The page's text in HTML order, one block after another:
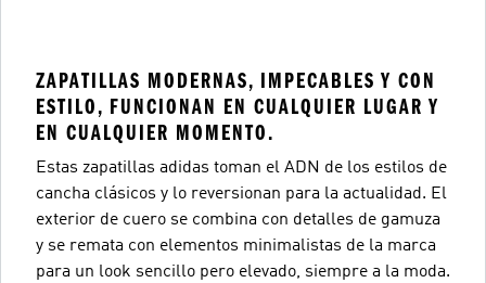
ZAPATILLAS MODERNAS, IMPECABLES Y CON
ESTILO, FUNCIONAN EN CUALQUIER LUGAR Y
EN CUALQUIER MOMENTO.
Estas zapatillas adidas toman el ADN de los estilos de
cancha clásicos y lo reversionan para la actualidad. El
exterior de cuero se combina con detalles de gamuza
y se remata con elementos minimalistas de la marca
para un look sencillo pero elevado, siempre a la moda.